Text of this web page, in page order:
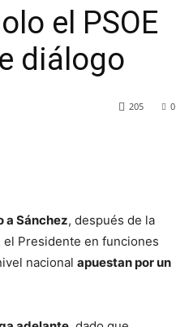
el PSOE
diálogo
0
205
a Sánchez, después de la
el Presidente en funciones
nacional apuestan por un